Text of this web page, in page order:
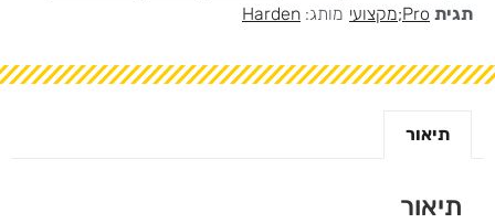
תגית Pro;מקצועי מותג: Harden
תיאור
תיאור